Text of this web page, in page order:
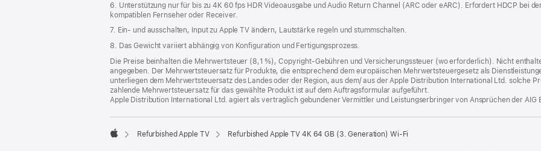
6. Unterstützung nur für bis zu 4K 60 fps HDR Videoausgabe und Audio Return Channel (ARC oder eARC). Erfordert HDCP bei
kompatiblen Fernseher oder Receiver.
7. Ein‑ und ausschalten, Input zu Apple TV ändern, Lautstärke regeln und stummschalten.
8. Das Gewicht variiert abhängig von Konfiguration und Fertigungsprozess.
Die Preise beinhalten die Mehrwertsteuer (8,1 %), Copyright-Gebühren und Versicherungssteuer (wo erforderlich). Nicht
angegeben. Der Mehrwertsteuersatz für Produkte, die entsprechend dem europäischen Mehrwertsteuergesetz als
unterliegen dem Mehrwertsteuersatz des Landes oder der Region, aus dem/ aus der Apple Distribution International Ltd. solche
zahlende Mehrwertsteuersatz für das gewählte Produkt ist auf dem Auftragsformular aufgeführt.
Apple Distribution International Ltd. agiert als vertraglich gebundener Vermittler und Leistungserbringer von Ansprüchen der AIG
Refurbished Apple TV Refurbished Apple TV 4K 64 GB (3. Generation) Wi-Fi